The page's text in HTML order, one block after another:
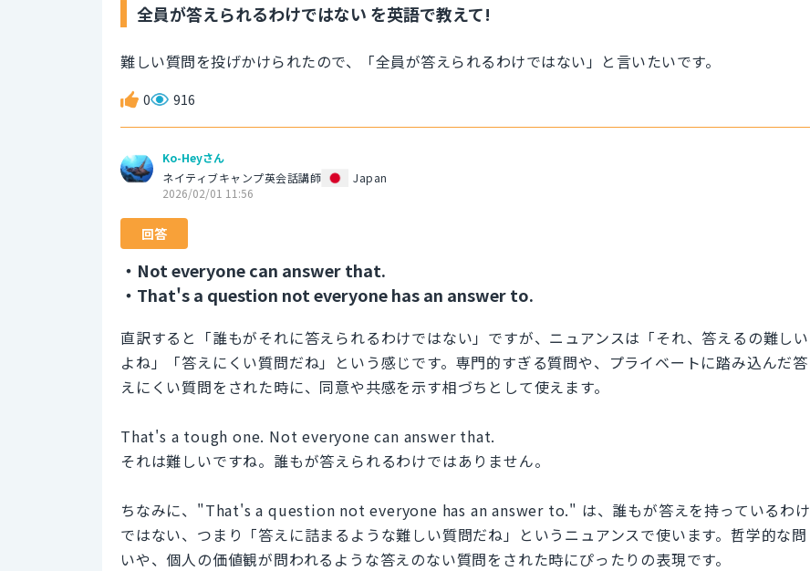
全員が答えられるわけではない を英語で教えて!
難しい質問を投げかけられたので、「全員が答えられるわけではない」と言いたいです。
0 916
Ko-Heyさん
ネイティブキャンプ英会話講師
Japan
2026/02/01 11:56
回答
・Not everyone can answer that.
・That's a question not everyone has an answer to.
直訳すると「誰もがそれに答えられるわけではない」ですが、ニュアンスは「それ、答えるの難しい
よね」「答えにくい質問だね」という感じです。専門的すぎる質問や、プライベートに踏み込んだ答
えにくい質問をされた時に、同意や共感を示す相づちとして使えます。
That's a tough one. Not everyone can answer that.
それは難しいですね。誰もが答えられるわけではありません。
ちなみに、"That's a question not everyone has an answer to." は、誰もが答えを持っているわけ
ではない、つまり「答えに詰まるような難しい質問だね」というニュアンスで使います。哲学的な問
いや、個人の価値観が問われるような答えのない質問をされた時にぴったりの表現です。